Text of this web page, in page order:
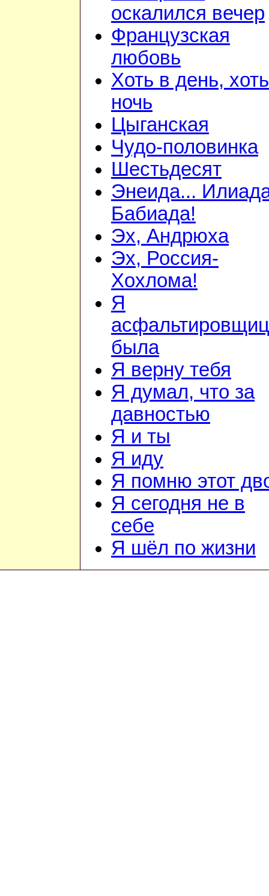
оскалился вечер
Французская
любовь
Хоть в день,
ночь
Цыганская
Чудо-половинка
Шестьдесят
Энеида...
Бабиада!
Эх, Андрюха
Эх, Россия-
Хохлома!
Я
была
Я верну тебя
Я думал, что за
давностью
Я и ты
Я иду
Я помню этот
Я сегодня не в
себе
Я шёл по жизни